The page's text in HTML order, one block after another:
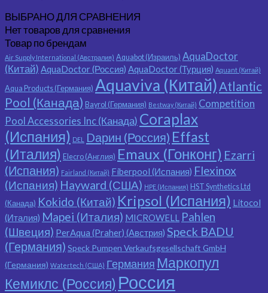
ВЫБРАНО ДЛЯ СРАВНЕНИЯ
Нет товаров для сравнения
Товар по брендам
Air Supply International (Австралия) Aquabot (Израиль) AquaDoctor
(Китай) AquaDoctor (Россия) AquaDoctor (Турция) Aquant (Китай)
Aqua Products (Германия) Aquaviva (Китай) Atlantic
Pool (Канада) Bayrol (Германия) Bestway (Китай) Competition
Pool Accessories Inc (Канада) Coraplax
(Испания) DEL Dарин (Россия) Effast
(Италия) Elecro (Англия) Emaux (Гонконг) Ezarri
(Испания) Fairland (Китай) Fiberpool (Испания) Flexinox
(Испания) Hayward (США) HPE (Испания) HST Synthetics Ltd
(Канада) Kokido (Китай) Kripsol (Испания) Litocol
(Италия) Mapei (Италия) MICROWELL Pahlen
(Швеция) PerAqua (Praher) (Австрия) Speck BADU
(Германия) Speck Pumpen Verkaufsgesellschaft GmbH
(Германия) Watertech (США) Германия Маркопул
Кемиклс (Россия) Россия